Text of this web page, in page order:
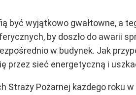
być wyjątkowo gwałtowne, a
by doszło do awarii
w budynek. Jak
przez sieć energetyczną i
Straży Pożarnej każdego roku